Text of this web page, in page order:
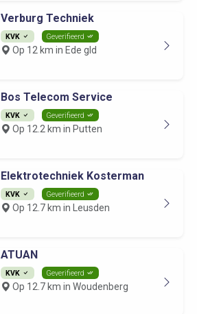
Verburg Techniek
KVK Geverifieerd
Op 12 km in Ede gld
Bos Telecom Service
KVK Geverifieerd
Op 12.2 km in Putten
Elektrotechniek Kosterman
KVK Geverifieerd
Op 12.7 km in Leusden
ATUAN
KVK Geverifieerd
Op 12.7 km in Woudenberg